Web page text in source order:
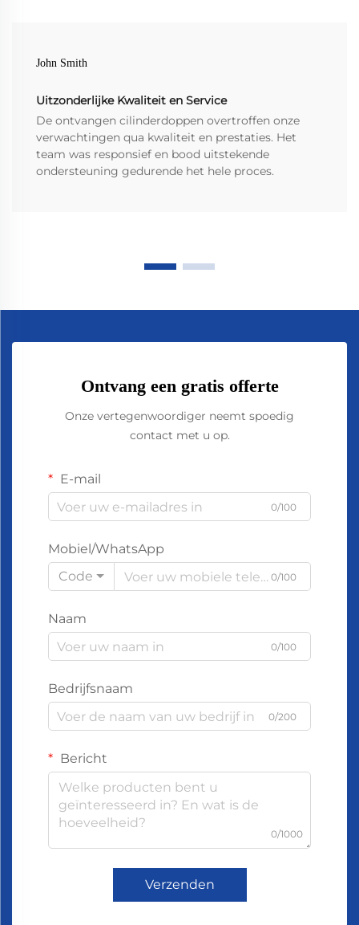
John Smith
Uitzonderlijke Kwaliteit en Service
De ontvangen cilinderdoppen overtroffen onze
verwachtingen qua kwaliteit en prestaties. Het
team was responsief en bood uitstekende
ondersteuning gedurende het hele proces.
Ontvang een gratis offerte
Onze vertegenwoordiger neemt spoedig
contact met u op.
E-mail
0/100
Mobiel/WhatsApp
Code
0/100
Naam
0/100
Bedrijfsnaam
0/200
Bericht
0/1000
Verzenden